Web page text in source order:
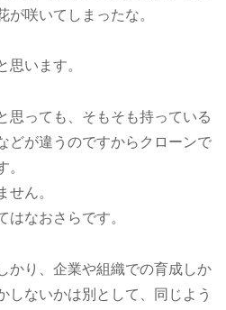
が咲いてしまったな。
思います。
思っても、そもそも持っている
どが違うのですからクローンで
。
せん。
はなおさらです。
かり、企業や組織での育成しか
しないかは別として、同じよう